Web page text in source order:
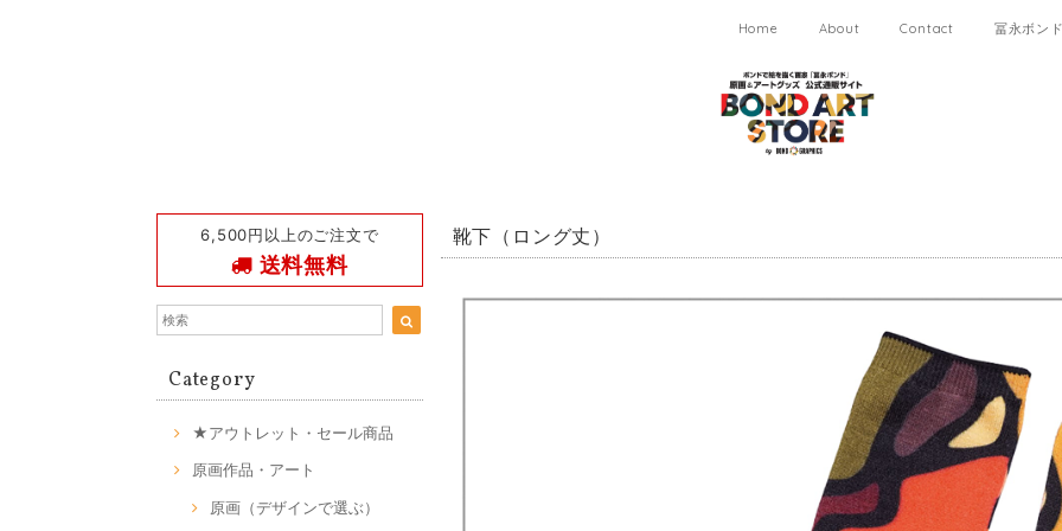
Home About Contact 冨永ボン
6,500円以上のご注文で
送料無料
Category
★アウトレット・セール商品
原画作品・アート
原画（デザインで選ぶ）
靴下（ロング丈）